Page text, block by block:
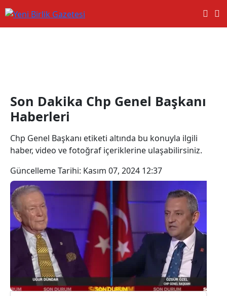
Son Dakika Chp Genel Başkanı
Haberleri
Chp Genel Başkanı etiketi altında bu konuyla ilgili
haber, video ve fotoğraf içeriklerine ulaşabilirsiniz.
Güncelleme Tarihi: Kasım 07, 2024 12:37